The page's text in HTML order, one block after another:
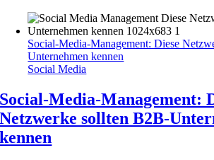
Social-Media-Management: Diese
Unternehmen kennen
Social Media
Social-Media-Management:
Netzwerke sollten B2B-
kennen